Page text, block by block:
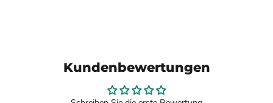
Kundenbewertungen